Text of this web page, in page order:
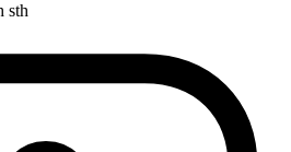
sth